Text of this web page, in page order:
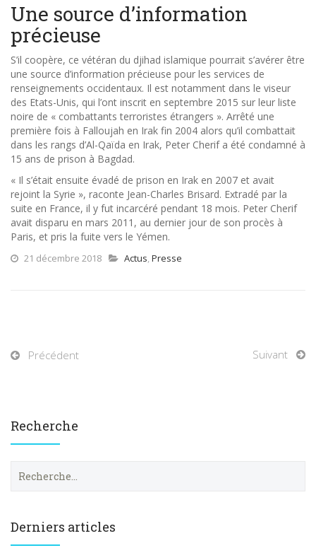
Une source d’information
précieuse
S’il coopère, ce vétéran du djihad islamique pourrait s’avérer être
une source d’information précieuse pour les services de
renseignements occidentaux. Il est notamment dans le viseur
des Etats-Unis, qui l’ont inscrit en septembre 2015 sur leur liste
noire de « combattants terroristes étrangers ». Arrêté une
première fois à Falloujah en Irak fin 2004 alors qu’il combattait
dans les rangs d’Al-Qaïda en Irak, Peter Cherif a été condamné à
15 ans de prison à Bagdad.
« Il s’était ensuite évadé de prison en Irak en 2007 et avait
rejoint la Syrie », raconte Jean-Charles Brisard. Extradé par la
suite en France, il y fut incarcéré pendant 18 mois. Peter Cherif
avait disparu en mars 2011, au dernier jour de son procès à
Paris, et pris la fuite vers le Yémen.
21 décembre 2018 Actus, Presse
Précédent Suivant
Recherche
e
Derniers articles